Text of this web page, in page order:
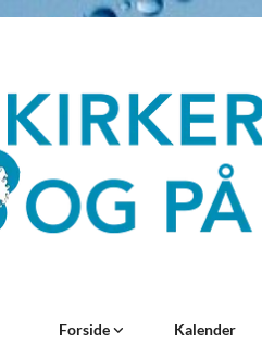
Forside Kalender